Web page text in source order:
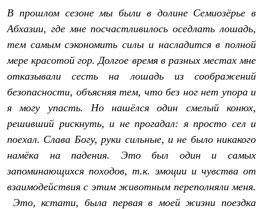
В прошлом сезоне мы были в долине Семиозёрье в
Абхазии, где мне посчастливилось оседлать лошадь,
тем самым сэкономить силы и насладится в полной
мере красотой гор. Долгое время в разных местах мне
отказывали сесть на лошадь из соображений
безопасности, объясняя тем, что без ног нет упора и
я могу упасть. Но нашёлся один смелый конюх,
решивший рискнуть, и не прогадал: я просто сел и
поехал. Слава Богу, руки сильные, и не было никакого
намёка на падения. Это был один и самых
запоминающихся походов, т.к. эмоции и чувства от
взаимодействия с этим животным переполняли меня.
Это, кстати, была первая в моей жизни поездка